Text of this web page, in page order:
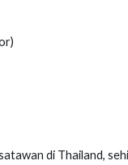
di Thailand,